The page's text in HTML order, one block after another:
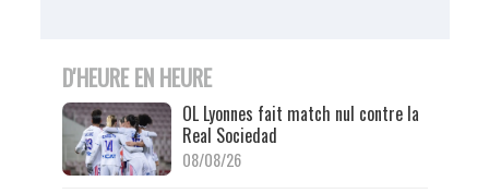
D'HEURE EN HEURE
OL Lyonnes fait match nul contre la
Real Sociedad
08/08/26